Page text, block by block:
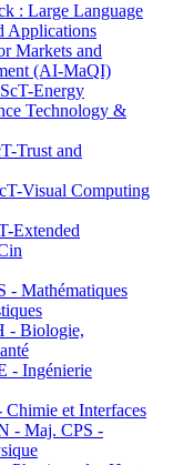
: Large Language
Applications
Markets and
(AI-MaQI)
Energy
Technology &
Trust and
Visual Computing
Extended
Mathématiques
- Biologie,
- Ingénierie
et Interfaces
- Maj. CPS -